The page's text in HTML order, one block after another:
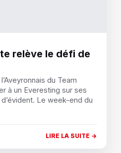
relève le défi de
du Team
à un Everesting sur ses
Le week-end du
LIRE LA SUITE →